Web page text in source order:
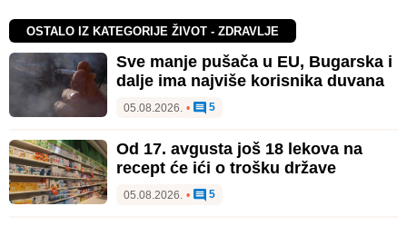
OSTALO IZ KATEGORIJE ŽIVOT - ZDRAVLJE
Sve manje pušača u EU, Bugarska i
dalje ima najviše korisnika duvana
05.08.2026. • 5
Od 17. avgusta još 18 lekova na
recept će ići o trošku države
05.08.2026. • 5